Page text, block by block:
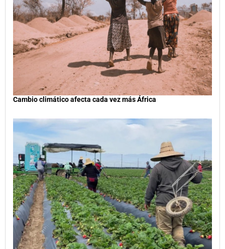
Cambio climático afecta cada vez más África